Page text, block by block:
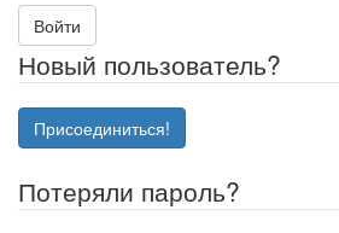
Войти
Новый пользователь?
Присоединиться!
Потеряли пароль?